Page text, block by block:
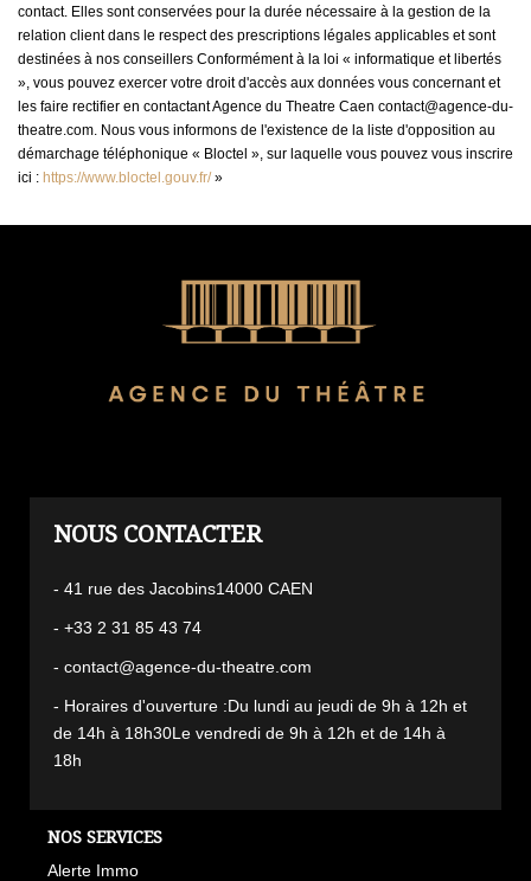
contact. Elles sont conservées pour la durée nécessaire à la gestion de la
relation client dans le respect des prescriptions légales applicables et sont
destinées à nos conseillers Conformément à la loi « informatique et libertés
», vous pouvez exercer votre droit d'accès aux données vous concernant et
les faire rectifier en contactant Agence du Theatre Caen contact@agence-du-
theatre.com. Nous vous informons de l'existence de la liste d'opposition au
démarchage téléphonique « Bloctel », sur laquelle vous pouvez vous inscrire
ici : https://www.bloctel.gouv.fr/»
L'AGENCE
- 41 rue des Jacobins14000 CAEN
- +33 2 31 85 43 74
- contact@agence-du-theatre.com
- Horaires d'ouverture :Du lundi au jeudi de 9h à 12h et
de 14h à 18h30Le vendredi de 9h à 12h et de 14h à
18h
NOS SERVICES
Alerte Immo